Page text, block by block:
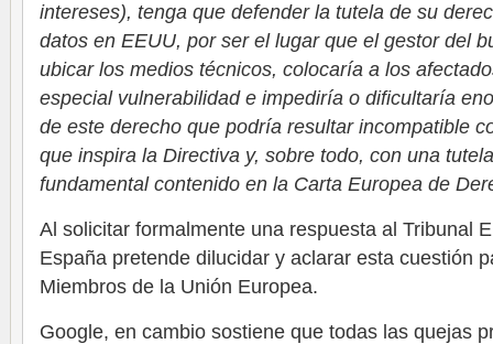
intereses), tenga que defender la tutela de su
datos en EEUU, por ser el lugar que el gestor del
ubicar los medios técnicos, colocaría a los
especial vulnerabilidad e impediría o dificultaría
de este derecho que podría resultar incompatible
que inspira la Directiva y, sobre todo, con una
fundamental contenido en la Carta Europea de
Al solicitar formalmente una respuesta al Tribunal
España pretende dilucidar y aclarar esta cuestión
Miembros de la Unión Europea.
Google, en cambio sostiene que todas las quejas